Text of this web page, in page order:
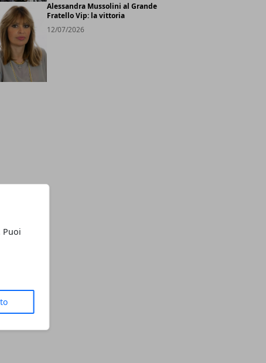
Puoi
Alessandra Mussolini al Grande
Fratello Vip: la vittoria
12/07/2026